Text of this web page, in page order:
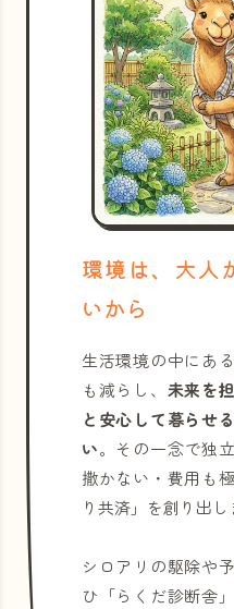
環境は、大人
いから
生活環境の中にあ
も減らし、 未来を
と安心して暮らせ
い。その一念で独
撒かない・費用も
り共済」を創り出し
シロアリの駆除や
ひ「らくだ診断舎